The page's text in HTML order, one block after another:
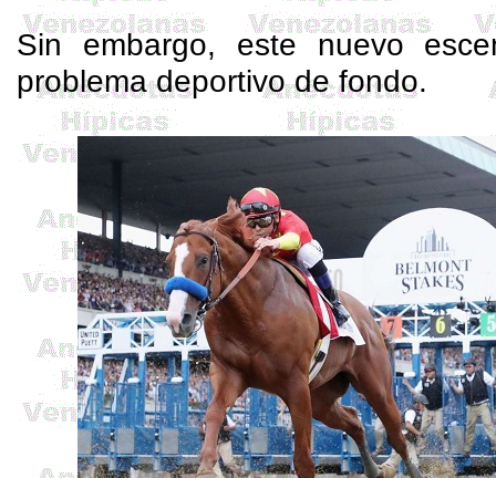
Sin embargo, este nuevo
problema deportivo de fondo.